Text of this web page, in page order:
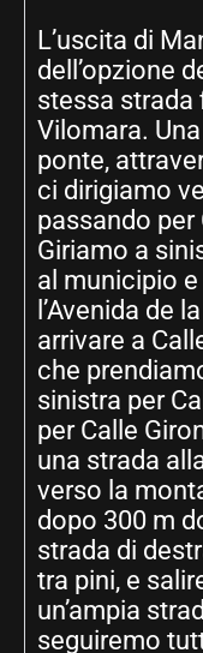
L’uscita di
dell’opzione
stessa strada
Vilomara.
ponte,
ci dirigiamo
passando per
Giriamo a
al municipio
l’Avenida de
arrivare a
che
sinistra per
per Calle
una strada
verso la
dopo 300 m
strada di
tra pini, e
un’ampia
seguiremo